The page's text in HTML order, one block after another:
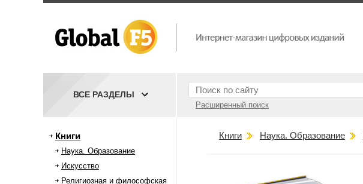
Расширенный поиск
ВСЕ РАЗДЕЛЫ
Книги
Наука. Образование
Искусство
Религиозная и философская
Книги Наука. Образование